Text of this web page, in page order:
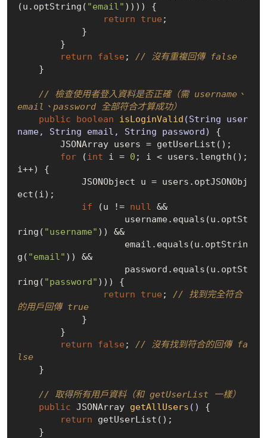
(u.optString( "email" )))) {
return
true ;
return
false ; // 沒有重複回傳 false
// 檢查使用者登入資料是否正確（需 username、
email、password 全部符合才算成功）
public
boolean isLoginValid (String user
name, String email, String password)
{
for (int i = 0 ; i < users.length();
i++) {
ect(i);
if (u != null &&
ring( "username" )) &&
g( "email" )) &&
ring( "password" ))) {
return
true ; // 找到完全符合
的用戶回傳 true
return
false ; // 沒有找到符合的回傳 fa
lse
// 取得所有用戶資料（和 getUserList 一樣）
public JSONArray getAllUsers ()
{
return getUserList();